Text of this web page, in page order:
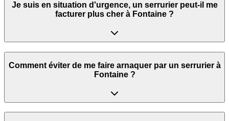
Je suis en situation d'urgence, un serrurier peut‑il me
facturer plus cher à Fontaine ?
Comment éviter de me faire arnaquer par un serrurier à
Fontaine ?